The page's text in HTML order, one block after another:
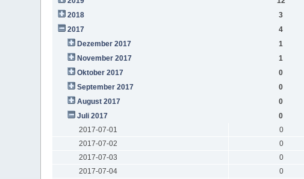
2018
3
2017
4
Dezember 2017
1
November 2017
1
Oktober 2017
0
September 2017
0
August 2017
0
Juli 2017
0
2017-07-01
0
2017-07-02
0
2017-07-03
0
2017-07-04
0